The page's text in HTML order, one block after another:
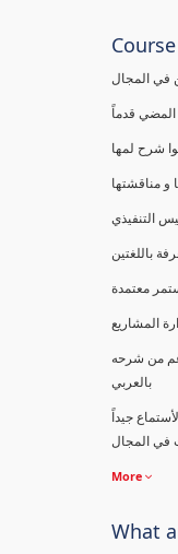
في المجال
قدماً
و مناقشتها
التنفيذي
باللغتين
معتمدة
المشاريع
من شرحه
بالعربي
جيداً
في المجال
More
What